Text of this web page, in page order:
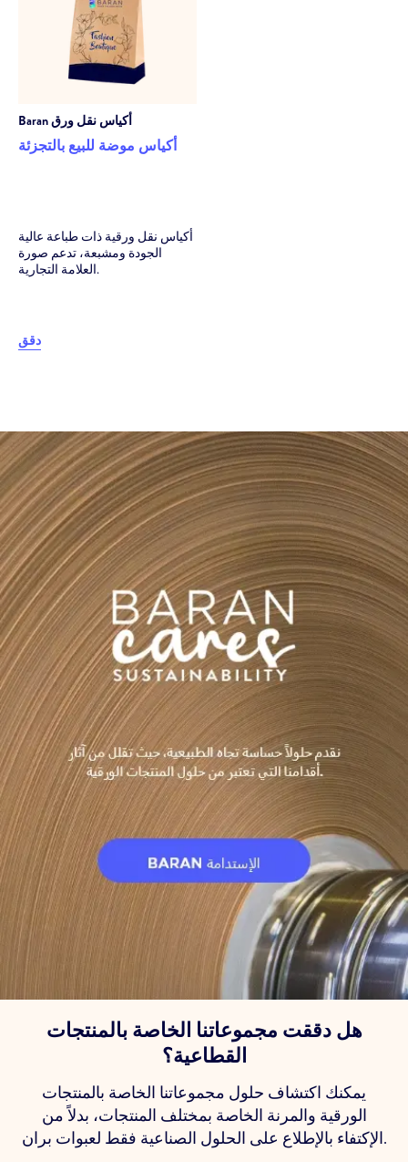
Baranأكياس نقل ورق
أكياس موضة للبيع بالتجزئة
أكياس نقل ورقية ذات طباعة عالية
الجودة ومشبعة، تدعم صورة
العلامة التجارية.
دقق
هل دققت مجموعاتنا الخاصة بالمنتجات
القطاعية؟
يمكنك اكتشاف حلول مجموعاتنا الخاصة بالمنتجات
الورقية والمرنة الخاصة بمختلف المنتجات، بدلاً من
الإكتفاء بالإطلاع على الحلول الصناعية فقط لعبوات بران.